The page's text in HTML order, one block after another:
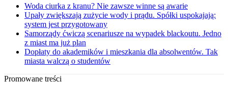
Woda ciurka z kranu? Nie zawsze winne są awarie
Upały zwiększają zużycie wody i prądu. Spółki uspokajają:
system jest przygotowany
Samorządy ćwiczą scenariusze na wypadek blackoutu. Jedno
z miast ma już plan
Dopłaty do akademików i mieszkania dla absolwentów. Tak
miasta walczą o studentów
Promowane treści